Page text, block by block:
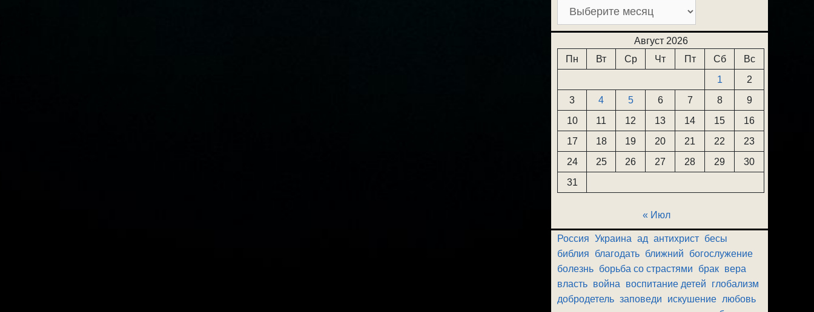
Август 2026
Пн
Вт Ср Чт Пт Сб
Вс
1
2
3
4 5 6 7 8
9
10
11 12 13 14 15
16
17
18 19 20 21 22
23
24
25 26 27 28 29
30
31
« Июл
Россия Украина ад антихрист бесы
библия
благодать ближний
богослужение
болезнь борьба со страстями брак вера
власть война воспитание детей
глобализм
добродетель заповеди искушение любовь